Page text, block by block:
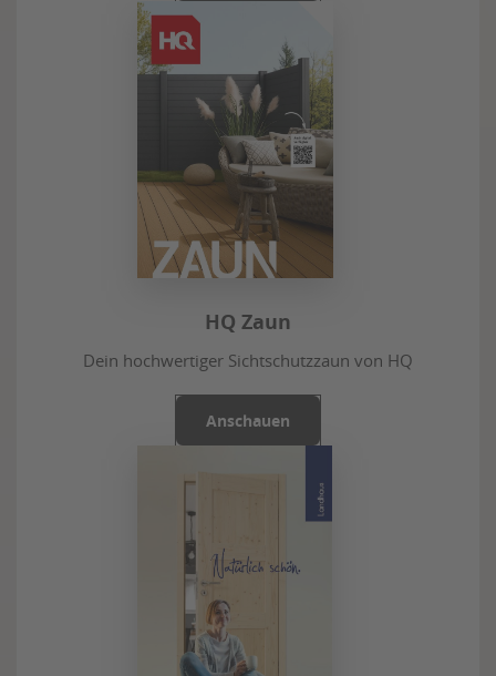
HQ Zaun
Dein hochwertiger Sichtschutzzaun von HQ
Anschauen